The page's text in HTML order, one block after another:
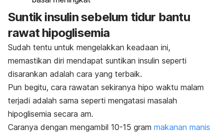
Suntik insulin sebelum tidur bantu
rawat hipoglisemia
Sudah tentu untuk mengelakkan keadaan ini,
memastikan diri mendapat suntikan insulin seperti
disarankan adalah cara yang terbaik.
Pun begitu, cara rawatan sekiranya hipo waktu malam
terjadi adalah sama seperti mengatasi masalah
hipoglisemia secara am.
Caranya dengan mengambil 10-15 gram makanan manis